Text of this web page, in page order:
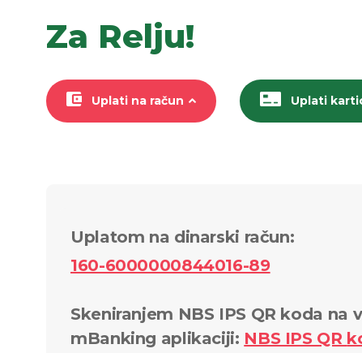
Za Relju!
Uplati na račun Uplati
Uplatom na dinarski račun:
160-6000000844016-89
Skeniranjem NBS IPS QR koda na
mBanking aplikaciji: NBS IPS QR